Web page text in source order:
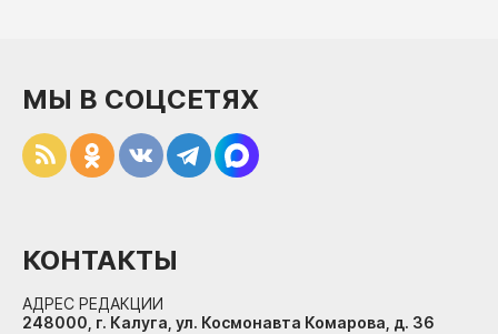
МЫ В СОЦСЕТЯХ
КОНТАКТЫ
АДРЕС РЕДАКЦИИ
248000, г. Калуга, ул. Космонавта Комарова, д. 36